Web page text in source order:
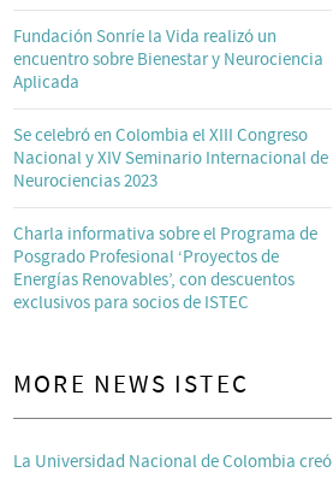
Fundación Sonríe la Vida realizó un
encuentro sobre Bienestar y Neurociencia
Aplicada
Se celebró en Colombia el XIII Congreso
Nacional y XIV Seminario Internacional de
Neurociencias 2023
Charla informativa sobre el Programa de
Posgrado Profesional ‘Proyectos de
Energías Renovables’, con descuentos
exclusivos para socios de ISTEC
MORE NEWS ISTEC
La Universidad Nacional de Colombia creó